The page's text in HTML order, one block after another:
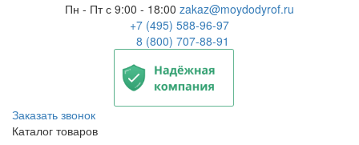
Пн - Пт с 9:00 - 18:00 zakaz@moydodyrof.ru
+7 (495) 588-96-97
8 (800) 707-88-91
Заказать звонок
Каталог товаров